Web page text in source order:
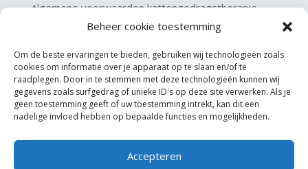
Beheer cookie toestemming
Om de beste ervaringen te bieden, gebruiken wij technologieën zoals
cookies om informatie over je apparaat op te slaan en/of te
raadplegen. Door in te stemmen met deze technologieën kunnen wij
gegevens zoals surfgedrag of unieke ID's op deze site verwerken. Als je
geen toestemming geeft of uw toestemming intrekt, kan dit een
nadelige invloed hebben op bepaalde functies en mogelijkheden.
Accepteren
Algemene voorwaarden kattengedragstherapie
Privacy verklaring
Disclaimer & Copyright